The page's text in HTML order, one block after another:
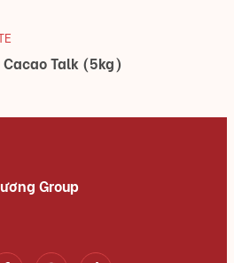
Cacao Talk (5kg)
Group